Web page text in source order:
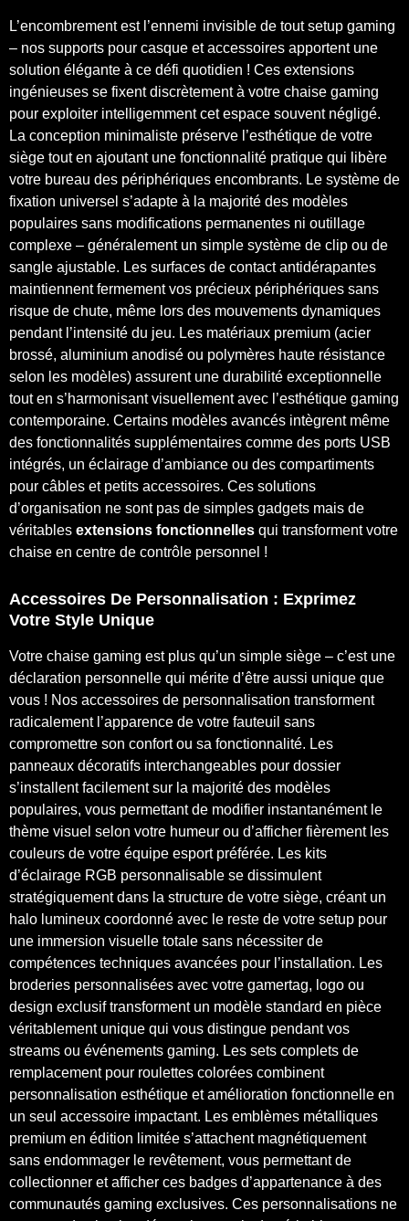
L’encombrement est l’ennemi invisible de tout setup gaming
– nos supports pour casque et accessoires apportent une
solution élégante à ce défi quotidien ! Ces extensions
ingénieuses se fixent discrètement à votre chaise gaming
pour exploiter intelligemment cet espace souvent négligé.
La conception minimaliste préserve l’esthétique de votre
siège tout en ajoutant une fonctionnalité pratique qui libère
votre bureau des périphériques encombrants. Le système de
fixation universel s’adapte à la majorité des modèles
populaires sans modifications permanentes ni outillage
complexe – généralement un simple système de clip ou de
sangle ajustable. Les surfaces de contact antidérapantes
maintiennent fermement vos précieux périphériques sans
risque de chute, même lors des mouvements dynamiques
pendant l’intensité du jeu. Les matériaux premium (acier
brossé, aluminium anodisé ou polymères haute résistance
selon les modèles) assurent une durabilité exceptionnelle
tout en s’harmonisant visuellement avec l’esthétique gaming
contemporaine. Certains modèles avancés intègrent même
des fonctionnalités supplémentaires comme des ports USB
intégrés, un éclairage d’ambiance ou des compartiments
pour câbles et petits accessoires. Ces solutions
d’organisation ne sont pas de simples gadgets mais de
véritables extensions fonctionnelles qui transforment votre
chaise en centre de contrôle personnel !
Accessoires De Personnalisation : Exprimez
Votre Style Unique
Votre chaise gaming est plus qu’un simple siège – c’est une
déclaration personnelle qui mérite d’être aussi unique que
vous ! Nos accessoires de personnalisation transforment
radicalement l’apparence de votre fauteuil sans
compromettre son confort ou sa fonctionnalité. Les
panneaux décoratifs interchangeables pour dossier
s’installent facilement sur la majorité des modèles
populaires, vous permettant de modifier instantanément le
thème visuel selon votre humeur ou d’afficher fièrement les
couleurs de votre équipe esport préférée. Les kits
d’éclairage RGB personnalisable se dissimulent
stratégiquement dans la structure de votre siège, créant un
halo lumineux coordonné avec le reste de votre setup pour
une immersion visuelle totale sans nécessiter de
compétences techniques avancées pour l’installation. Les
broderies personnalisées avec votre gamertag, logo ou
design exclusif transforment un modèle standard en pièce
véritablement unique qui vous distingue pendant vos
streams ou événements gaming. Les sets complets de
remplacement pour roulettes colorées combinent
personnalisation esthétique et amélioration fonctionnelle en
un seul accessoire impactant. Les emblèmes métalliques
premium en édition limitée s’attachent magnétiquement
sans endommager le revêtement, vous permettant de
collectionner et afficher ces badges d’appartenance à des
communautés gaming exclusives. Ces personnalisations ne